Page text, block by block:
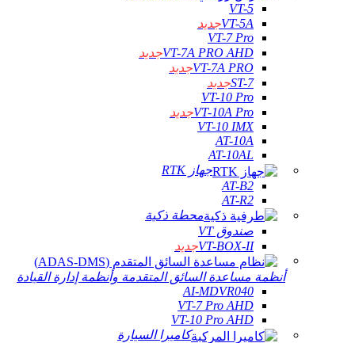
VT-5
VT-5Aجديد
VT-7 Pro
VT-7A PRO AHDجديد
VT-7A PROجديد
ST-7جديد
VT-10 Pro
VT-10A Proجديد
VT-10 IMX
AT-10A
AT-10AL
جهاز RTK
AT-B2
AT-R2
محطة ذكية
صندوق VT
VT-BOX-IIجديد
أنظمة مساعدة السائق المتقدمة وأنظمة إدارة القيادة
AI-MDVR040
VT-7 Pro AHD
VT-10 Pro AHD
كاميرا السيارة